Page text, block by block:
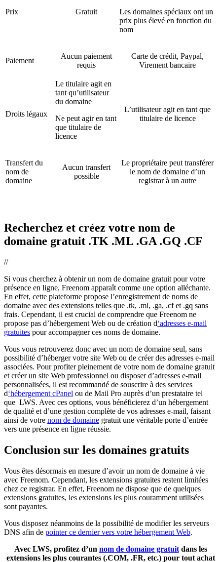
Prix Gratuit
Les domaines spéciaux ont un
prix plus élevé en fonction du
nom
Paiement
Aucun paiement
requis
Carte de crédit, Paypal,
Virement bancaire
Droits légaux
Le titulaire agit en
tant qu’utilisateur
du domaine
Ne peut agir en tant
que titulaire de
licence
L’utilisateur agit en tant que
titulaire de licence
Transfert du
nom de
domaine
Aucun transfert
possible
Le propriétaire peut transférer
le nom de domaine d’un
registrar à un autre
Recherchez et créez votre nom de
domaine gratuit .TK .ML .GA .GQ .CF
//
Si vous cherchez à obtenir un nom de domaine gratuit pour votre
présence en ligne, Freenom apparaît comme une option alléchante.
En effet, cette plateforme propose l’enregistrement de noms de
domaine avec des extensions telles que .tk, .ml, .ga, .cf et .gq sans
frais. Cependant, il est crucial de comprendre que Freenom ne
propose pas d’hébergement Web ou de création d‘adresses e-mail
gratuites pour accompagner ces noms de domaine.
Vous vous retrouverez donc avec un nom de domaine seul, sans
possibilité d’héberger votre site Web ou de créer des adresses e-mail
associées. Pour profiter pleinement de votre nom de domaine gratuit
et créer un site Web professionnel ou disposer d’adresses e-mail
personnalisées, il est recommandé de souscrire à des services
d‘hébergement cPanel ou de Mail Pro auprès d’un prestataire tel
que LWS. Avec ces options, vous bénéficierez d’un hébergement
de qualité et d’une gestion complète de vos adresses e-mail, faisant
ainsi de votre nom de domaine gratuit une véritable porte d’entrée
vers une présence en ligne réussie.
Conclusion sur les domaines gratuits
Vous êtes désormais en mesure d’avoir un nom de domaine à vie
avec Freenom. Cependant, les extensions gratuites restent limitées
chez ce registrar. En effet, Freenom ne dispose que de quelques
extensions gratuites, les extensions les plus couramment utilisées
sont payantes.
Vous disposez néanmoins de la possibilité de modifier les serveurs
DNS afin de pointer ce dernier vers votre hébergement Web.
Avec LWS, profitez d’un nom de domaine gratuitdans les
extensions les plus courantes (.COM, .FR, etc.) pour tout achat